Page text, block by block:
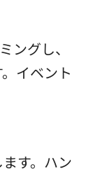
ングし、
イベント
す。ハン